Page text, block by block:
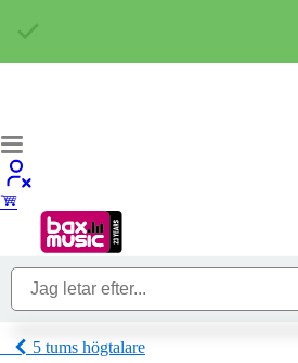
5 tums högtalare